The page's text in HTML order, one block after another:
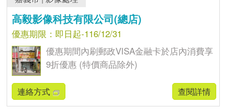
高毅影像科技有限公司(總店)
優惠期限：即日起-116/12/31
優惠期間內刷郵政VISA金融卡於店內消費享
9折優惠 (特價商品除外)
連絡方式 查閱詳情